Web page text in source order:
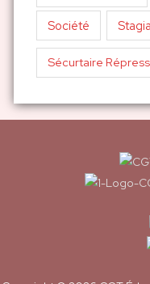
Société
Sécurtaire